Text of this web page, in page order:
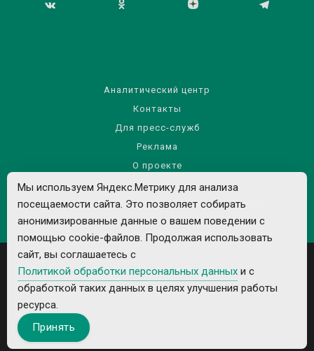
Аналитический центр
Контакты
Для пресс-служб
Реклама
О проекте
Правила использования материалов сайта
Политика обработки персональных данных
Все рекламируемые товары и услуги имеют необходимые лицензии и
Мы используем Яндекс.Метрику для анализа
посещаемости сайта. Это позволяет собирать
анонимизированные данные о вашем поведении с
помощью cookie-файлов. Продолжая использовать
сайт, вы соглашаетесь с
Политикой обработки персональных данных и с
обработкой таких данных в целях улучшения работы
ресурса.
Принять